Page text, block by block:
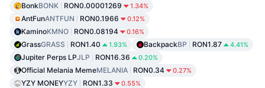
BonkBONK RON0.00001269 1.34%
AntFunANTFUN RON0.1966 0.12%
KaminoKMNO RON0.08194 0.16%
GrassGRASS RON1.40 1.93% BackpackBP RON1.87 4.41%
Jupiter Perps LPJLP RON16.36 0.20%
Official Melania MemeMELANIA RON0.34 0.27%
YZY MONEYYZY RON1.33 0.55%